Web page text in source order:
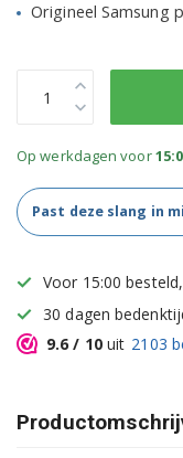
Origineel Samsung
Op werkdagen voor
Past deze slang in
Voor 15:00
30 dagen
9.6 / 10uit 2103